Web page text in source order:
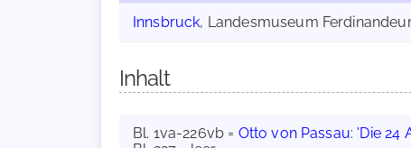
Innsbruck, Landesmuseum
Inhalt
Bl. 1va-226vb = Otto von Passau: 'Die 24